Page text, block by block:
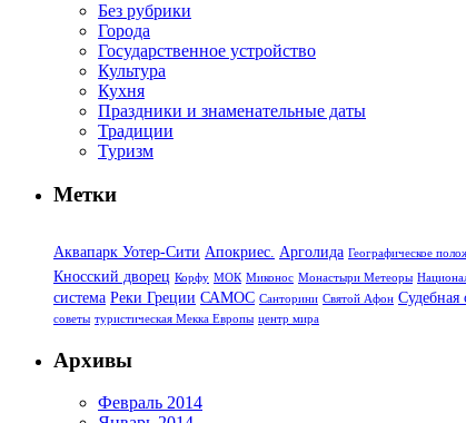
Без рубрики
Города
Государственное устройство
Культура
Кухня
Праздники и знаменательные даты
Традиции
Туризм
Метки
Аквапарк Уотер-Сити Апокриес. Арголида Географическое
Кносский дворец Корфу МОК Миконос Монастыри Метеоры
система Реки Греции САМОС Санторини Святой Афон Судебная
советы туристическая Мекка Европы центр мира
Архивы
Февраль 2014